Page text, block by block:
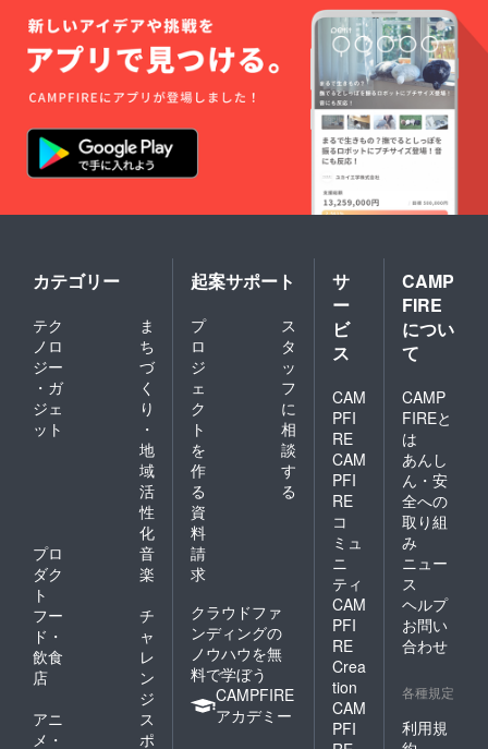
ルに記
載しま
す。 ◆
オリジ
ナル陶
器製マ
グカッ
プ ・口
径8cm×
7cm 、
250ml
◆木製
サー
・直径
12cm×
厚み
1cm ◆
オリジ
ナルT
・サイ
ズ展
開：S,
M, L, XL
・カ
ラー展
開：ホ
ワイト,
ライト
ベー
ジュ ・
デザイ
ン：イ
メージ
画像は
上記の
をご参
さい。
カテゴリー
テク
ノロ
ジー
・ガ
ジェ
ット
ま
ち
づ
く
り
・
地
域
活
性
化
プロ
ダク
ト
音
楽
フー
ド・
飲食
店
チ
ャ
レ
ン
ジ
アニ
メ・
ス
ポ
起案サポート
プ
ロ
ジ
ェ
ク
ト
を
作
る
ス
タ
ッ
フ
に
相
談
す
る
資
料
請
求
クラウドファ
ンディングの
ノウハウを無
料で学ぼう
CAMPFIRE
アカデミー
サ
ー
ビ
ス
CAM
PFI
RE
CAM
PFI
RE
コ
ミュ
ニ
ティ
CAM
PFI
RE
Crea
tion
CAM
PFI
CAMP
FIRE
につい
て
CAMP
FIREと
は
あんし
ん・安
全への
取り組
み
ニュー
ス
ヘルプ
お問い
合わせ
各種規定
利用規